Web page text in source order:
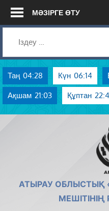
Skip
МӘЗІРГЕ ӨТУ
Таң 04:28 Күн 06:14
Ақшам 21:03 Құптан
АТЫРАУ ОБЛЫСТЫҚ